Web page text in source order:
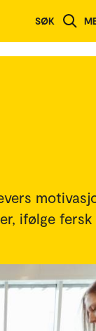
SØK
ifølge fersk